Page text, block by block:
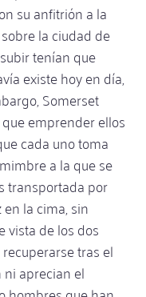
su anfitrión a la
la ciudad de
tenían que
existe hoy en día,
Somerset
emprender ellos
cada uno toma
a la que se
transportada por
la cima, sin
vista de los dos
tras el
aprecian el